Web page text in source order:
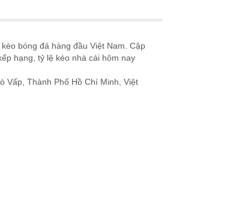
bóng đá hàng đầu Việt Nam. Cập
hạng, tỷ lệ kèo nhà cái hôm nay
Vấp, Thành Phố Hồ Chí Minh, Việt